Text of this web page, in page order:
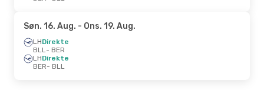
Søn. 16. Aug. - Ons. 19. Aug.
LHDirekte
BLL- BER
LHDirekte
BER- BLL